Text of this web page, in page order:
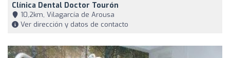
Clínica Dental Doctor Tourón
10,2km, Vilagarcía de Arousa
Ver dirección y datos de contacto